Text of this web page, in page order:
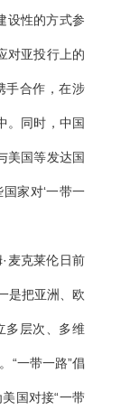
设性的方式参
对亚投行上的
手合作，在涉
。同时，中国
美国等发达国
家对‘一带一
克莱伦日前
是把亚洲、欧
多层次、多维
“一带一路”倡
国对接“一带